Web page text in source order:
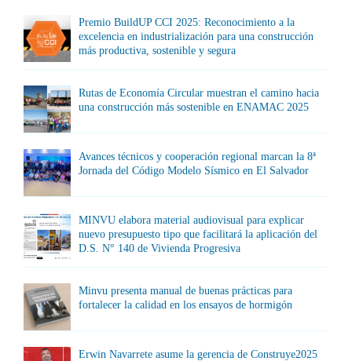
Premio BuildUP CCI 2025: Reconocimiento a la
excelencia en industrialización para una construcción
más productiva, sostenible y segura
Rutas de Economía Circular muestran el camino hacia
una construcción más sostenible en ENAMAC 2025
Avances técnicos y cooperación regional marcan la 8ª
Jornada del Código Modelo Sísmico en El Salvador
MINVU elabora material audiovisual para explicar
nuevo presupuesto tipo que facilitará la aplicación del
D.S. N° 140 de Vivienda Progresiva
Minvu presenta manual de buenas prácticas para
fortalecer la calidad en los ensayos de hormigón
Erwin Navarrete asume la gerencia de Construye2025